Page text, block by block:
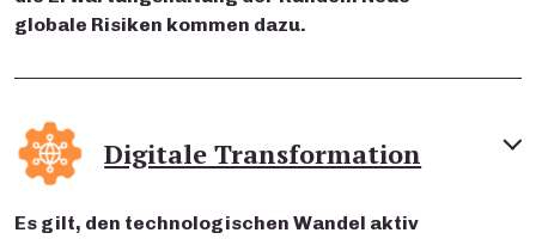
globale Risiken kommen dazu.
Digitale Transformation
Es gilt, den technologischen Wandel aktiv